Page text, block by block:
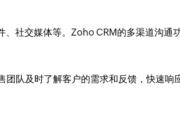
、社交媒体等。Zoho CRM的多渠道沟通
团队及时了解客户的需求和反馈，快速响